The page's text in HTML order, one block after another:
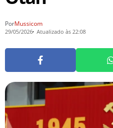
PorMussicom
29/05/2026 Atualizado às 22:08